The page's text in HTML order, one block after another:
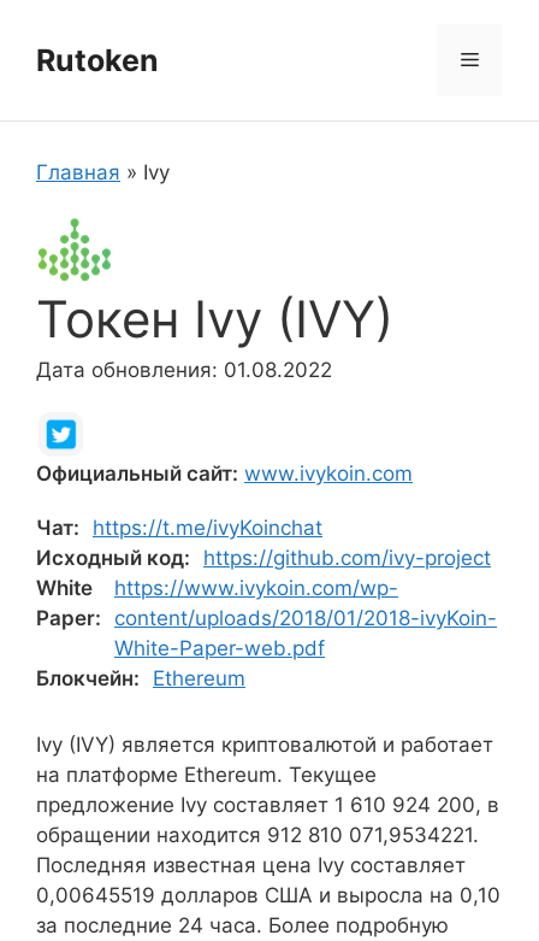
содержимому
Rutoken Меню
Главная » Ivy
Токен Ivy (IVY)
Дата обновления: 01.08.2022
Официальный сайт: www.ivykoin.com
Чат:
https://t.me/ivyKoinchat
Исходный код:
https://github.com/ivy-project
White
Paper:
https://www.ivykoin.com/wp-
content/uploads/2018/01/2018-ivyKoin-
White-Paper-web.pdf
Блокчейн:
Ethereum
Ivy (IVY) является криптовалютой и работает
на платформе Ethereum. Текущее
предложение Ivy составляет 1 610 924 200, в
обращении находится 912 810 071,9534221.
Последняя известная цена Ivy составляет
0,00645519 долларов США и выросла на 0,10
за последние 24 часа. Более подробную